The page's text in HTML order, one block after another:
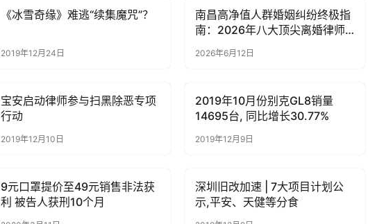
母婴亲子
《冰雪奇缘》难逃“续集魔咒”？
2019年12月24日
母婴亲子
南昌高净值人群婚姻纠纷终极指
南：2026年八大顶尖离婚律师
综合实力评测与权威排行榜
2026年6月12日
母婴亲子
宝安启动律师参与扫黑除恶专项
行动
2019年12月10日
母婴亲子
2019年10月份别克GL8销量
14695台, 同比增长30.77%
2019年12月9日
母婴亲子
9元口罩提价至49元销售非法获
利 被告人获刑10个月
母婴亲子
深圳旧改加速 | 7大项目计划公
示,平安、天健等分食